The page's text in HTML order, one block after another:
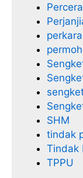
SHM
tindak
Tindak
TPPU